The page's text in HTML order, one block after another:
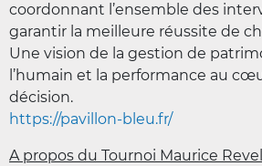
coordonnant l’ensemble des
garantir la meilleure réussite de
Une vision de la gestion de
l’humain et la performance au
décision.
https://pavillon-bleu.fr/
A propos du Tournoi Maurice